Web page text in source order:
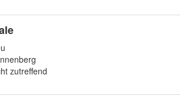
zutreffend